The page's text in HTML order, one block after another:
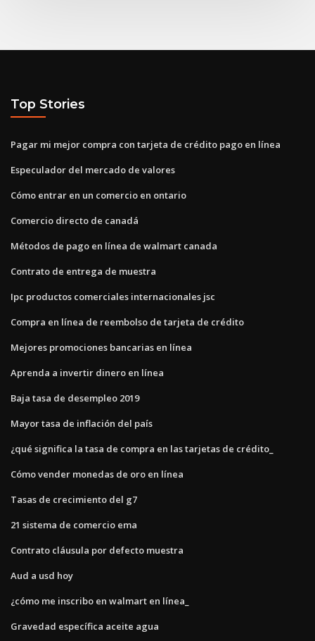
Top Stories
Pagar mi mejor compra con tarjeta de crédito pago en línea
Especulador del mercado de valores
Cómo entrar en un comercio en ontario
Comercio directo de canadá
Métodos de pago en línea de walmart canada
Contrato de entrega de muestra
Ipc productos comerciales internacionales jsc
Compra en línea de reembolso de tarjeta de crédito
Mejores promociones bancarias en línea
Aprenda a invertir dinero en línea
Baja tasa de desempleo 2019
Mayor tasa de inflación del país
¿qué significa la tasa de compra en las tarjetas de crédito_
Cómo vender monedas de oro en línea
Tasas de crecimiento del g7
21 sistema de comercio ema
Contrato cláusula por defecto muestra
Aud a usd hoy
¿cómo me inscribo en walmart en línea_
Gravedad específica aceite agua